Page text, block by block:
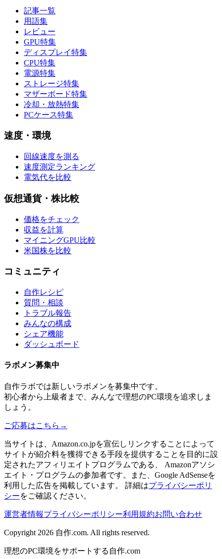
記事一覧
用語集
レビュー
GPU特集
ディスプレイ特集
CPU特集
電源特集
ストレージ特集
マザーボード特集
冷却・放熱特集
PCケース特集
速度・環境
回線速度を測る
速度測定ランキング
電気代を比較
仮想通貨・株比較
価格をチェック
収益を計算
マイニングGPU比較
米国株を比較
コミュニティ
自作レシピ
質問・相談
トラブル報告
みんなの構成
シェア機能
ダッシュボード
ラボメン募集中
自作ラボでは新しいラボメンを募集中です。
初心者から上級者まで、みんなで理想のPC環境を追求しま
しょう。
ご応募はこちら →
当サイトは、Amazon.co.jpを宣伝しリンクすることによって
サイトが紹介料を獲得できる手段を提供することを目的に設
定されたアフィリエイトプログラムである、 Amazonアソシ
エイト・プログラムの参加者です。また、Google AdSenseを
利用した広告を掲載しています。 詳細はプライバシーポリ
シーをご確認ください。
運営者情報プライバシーポリシー利用規約お問い合わせ
Copyright 2026 自作.com. All rights reserved.
理想のPC環境をサポートする自作.com